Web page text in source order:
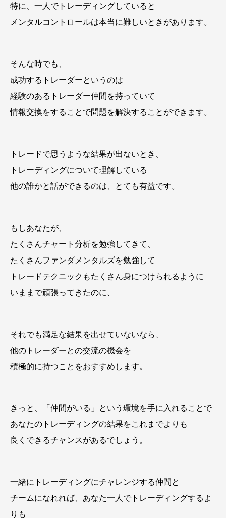
特に、一人でトレーディングしていると
メンタルコントロールは本当に難しいときがあります。
そんな時でも、
成功するトレーダーというのは
経験のあるトレーダー仲間を持っていて
情報交換をすることで問題を解決することができます。
トレードで思うような結果が出ないとき、
トレーディングについて理解している
他の誰かと話ができるのは、とても有益です。
もしあなたが、
たくさんチャート分析を勉強してきて、
たくさんファンダメンタルズを勉強して
トレードテクニックもたくさん身につけられるように
いままで頑張ってきたのに、
それでも満足な結果を出せていないなら、
他のトレーダーとの交流の機会を
積極的に持つことをおすすめします。
きっと、「仲間がいる」という環境を手に入れることで
あなたのトレーディングの結果をこれまでよりも
良くできるチャンスがあるでしょう。
一緒にトレーディングにチャレンジする仲間と
チームになれれば、あなた一人でトレーディングするよ
りも